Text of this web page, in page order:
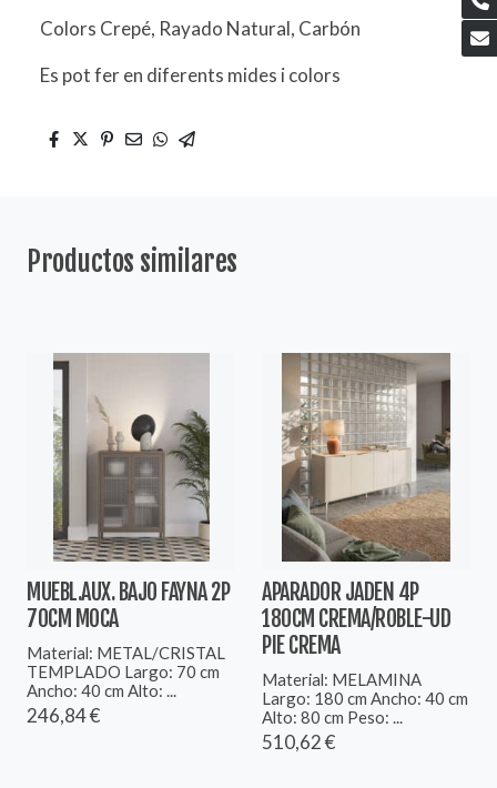
Colors Crepé, Rayado Natural, Carbón
Es pot fer en diferents mides i colors
Productos similares
MUEBL.AUX. BAJO FAYNA 2P
70CM MOCA
Material: METAL/CRISTAL
TEMPLADO Largo: 70 cm
Ancho: 40 cm Alto: ...
246,84 €
APARADOR JADEN 4P
180CM CREMA/ROBLE-UD
PIE CREMA
Material: MELAMINA
Largo: 180 cm Ancho: 40 cm
Alto: 80 cm Peso: ...
510,62 €